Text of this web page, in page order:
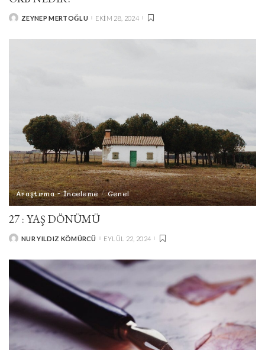
POSTEDZEYNEP MERTOĞLU EKIM 28, 2024
Araştırma - İnceleme Genel
27 : YAŞ DÖNÜMÜ
POSTEDNUR YILDIZ KÖMÜRCÜ EYLÜL 22, 2024